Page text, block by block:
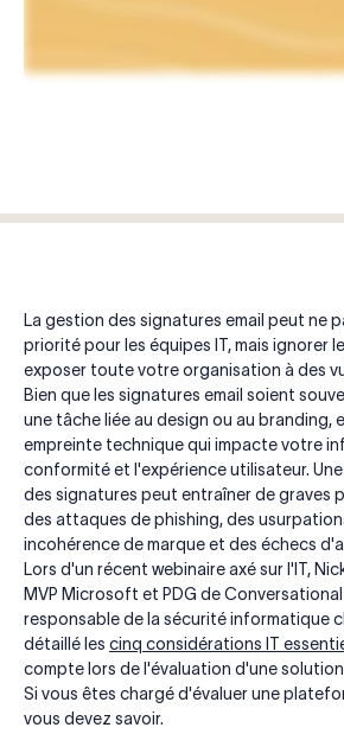
La gestion des signatures email peut ne
priorité pour les équipes IT, mais ignorer
exposer toute votre organisation à des
Bien que les signatures email soient
une tâche liée au design ou au branding,
empreinte technique qui impacte votre
conformité et l'expérience utilisateur.
des signatures peut entraîner de graves
des attaques de phishing, des
incohérence de marque et des échecs
Lors d'un récent webinaire axé sur l'IT,
MVP Microsoft et PDG de
responsable de la sécurité informatique
détaillé les cinq considérations IT
compte lors de l'évaluation d'une
Si vous êtes chargé d'évaluer une
vous devez savoir.